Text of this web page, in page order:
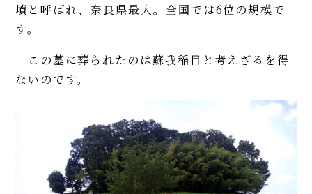
墳と呼ばれ、奈良県最大。全国では6位の規模で
す。
この墓に葬られたのは蘇我稲目と考えざるを得
ないのです。